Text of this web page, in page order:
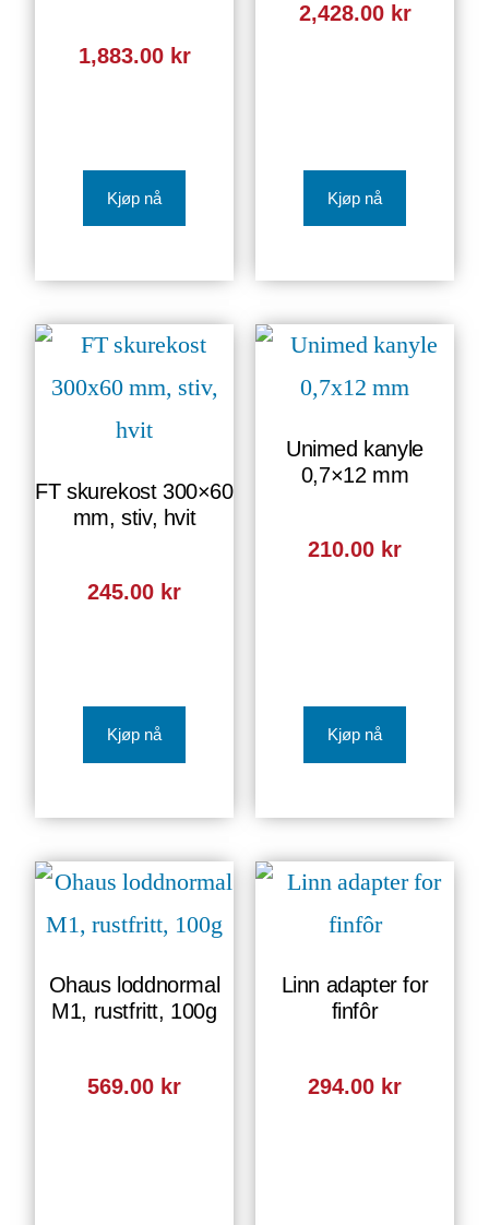
1,883.00 kr
Kjøp nå
2,428.00 kr
Kjøp nå
FT skurekost 300×60
mm, stiv, hvit
245.00 kr
Kjøp nå
Unimed kanyle
0,7×12 mm
210.00 kr
Kjøp nå
Ohaus loddnormal
M1, rustfritt, 100g
569.00 kr
Linn adapter for
finfôr
294.00 kr